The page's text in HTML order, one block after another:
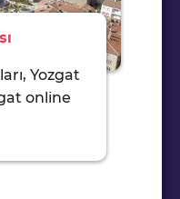
Yozgat
online